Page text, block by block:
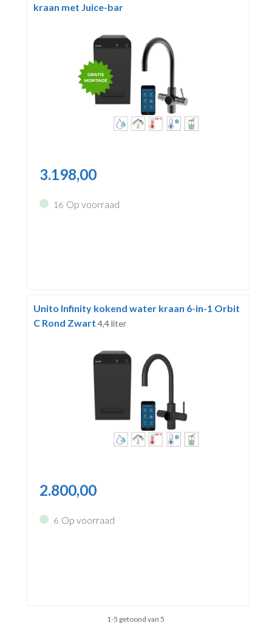
kraan met Juice-bar
3.198,00
16 Op voorraad
Unito Infinity kokend water kraan 6-in-1 Orbit
C Rond Zwart 4,4 liter
2.800,00
6 Op voorraad
1-5 getoond van 5